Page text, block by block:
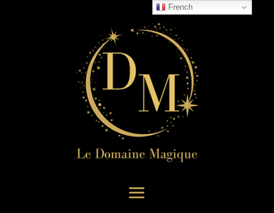
French